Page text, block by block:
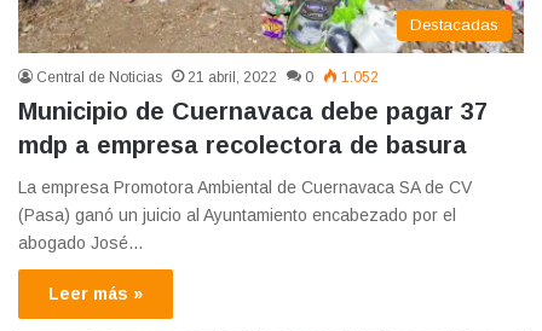
Destacadas
Central de Noticias 21 abril, 2022 0 1.052
Municipio de Cuernavaca debe pagar 37
mdp a empresa recolectora de basura
La empresa Promotora Ambiental de Cuernavaca SA de CV
(Pasa) ganó un juicio al Ayuntamiento encabezado por el
abogado José…
Leer más »